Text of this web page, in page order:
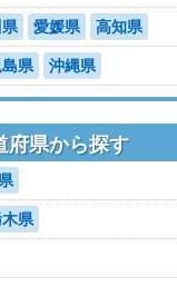
愛媛県 高知県
県 沖縄県
府県から探す
県